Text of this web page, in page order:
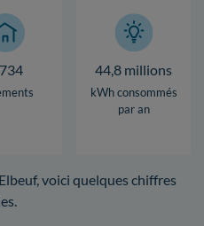
44,8 millions
kWh consommés
par an
voici quelques chiffres